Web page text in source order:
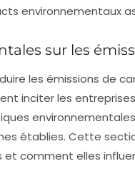
environnementaux
sur les
les émissions de
inciter les
environnementales
établies. Cette
comment elles